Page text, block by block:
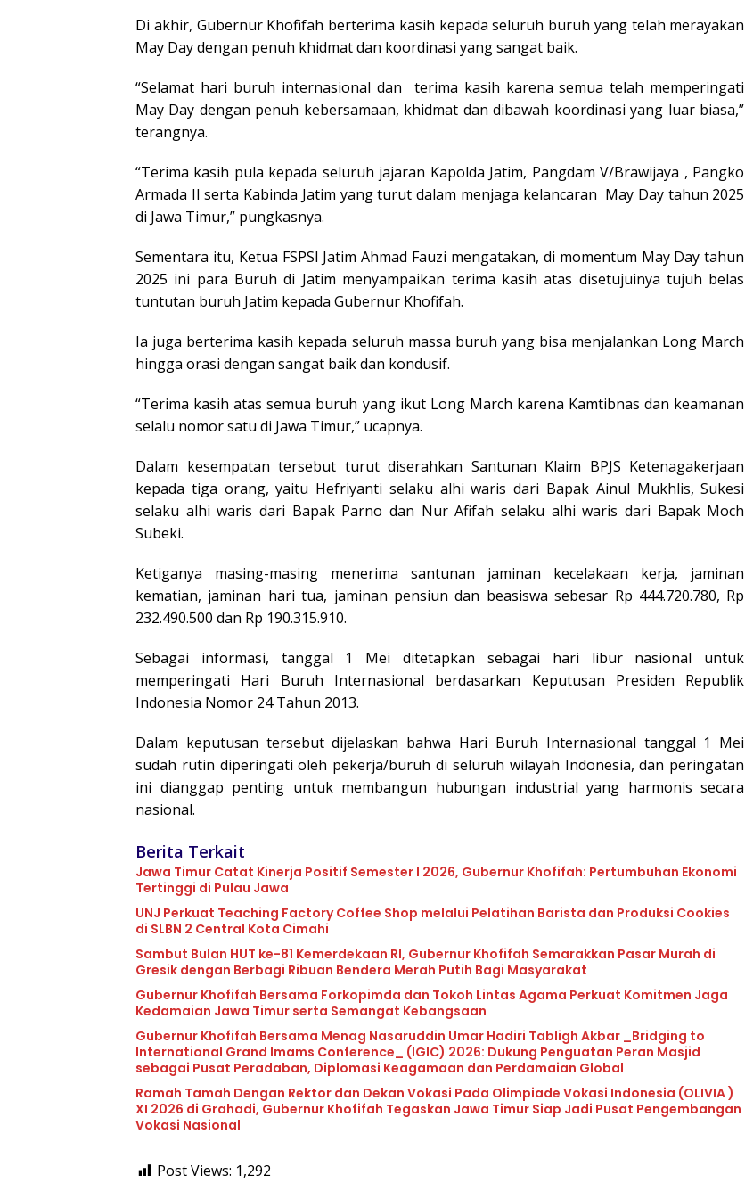
Di akhir, Gubernur Khofifah berterima kasih kepada seluruh buruh yang telah merayakan
May Day dengan penuh khidmat dan koordinasi yang sangat baik.
“Selamat hari buruh internasional dan terima kasih karena semua telah memperingati
May Day dengan penuh kebersamaan, khidmat dan dibawah koordinasi yang luar biasa,”
terangnya.
“Terima kasih pula kepada seluruh jajaran Kapolda Jatim, Pangdam V/Brawijaya , Pangko
Armada II serta Kabinda Jatim yang turut dalam menjaga kelancaran May Day tahun 2025
di Jawa Timur,” pungkasnya.
Sementara itu, Ketua FSPSI Jatim Ahmad Fauzi mengatakan, di momentum May Day tahun
2025 ini para Buruh di Jatim menyampaikan terima kasih atas disetujuinya tujuh belas
tuntutan buruh Jatim kepada Gubernur Khofifah.
Ia juga berterima kasih kepada seluruh massa buruh yang bisa menjalankan Long March
hingga orasi dengan sangat baik dan kondusif.
“Terima kasih atas semua buruh yang ikut Long March karena Kamtibnas dan keamanan
selalu nomor satu di Jawa Timur,” ucapnya.
Dalam kesempatan tersebut turut diserahkan Santunan Klaim BPJS Ketenagakerjaan
kepada tiga orang, yaitu Hefriyanti selaku alhi waris dari Bapak Ainul Mukhlis, Sukesi
selaku alhi waris dari Bapak Parno dan Nur Afifah selaku alhi waris dari Bapak Moch
Subeki.
Ketiganya masing-masing menerima santunan jaminan kecelakaan kerja, jaminan
kematian, jaminan hari tua, jaminan pensiun dan beasiswa sebesar Rp 444.720.780, Rp
232.490.500 dan Rp 190.315.910.
Sebagai informasi, tanggal 1 Mei ditetapkan sebagai hari libur nasional untuk
memperingati Hari Buruh Internasional berdasarkan Keputusan Presiden Republik
Indonesia Nomor 24 Tahun 2013.
Dalam keputusan tersebut dijelaskan bahwa Hari Buruh Internasional tanggal 1 Mei
sudah rutin diperingati oleh pekerja/buruh di seluruh wilayah Indonesia, dan peringatan
ini dianggap penting untuk membangun hubungan industrial yang harmonis secara
nasional.
Berita Terkait
Jawa Timur Catat Kinerja Positif Semester I 2026, Gubernur Khofifah: Pertumbuhan Ekonomi
Tertinggi di Pulau Jawa
UNJ Perkuat Teaching Factory Coffee Shop melalui Pelatihan Barista dan Produksi Cookies
di SLBN 2 Central Kota Cimahi
Sambut Bulan HUT ke-81 Kemerdekaan RI, Gubernur Khofifah Semarakkan Pasar Murah di
Gresik dengan Berbagi Ribuan Bendera Merah Putih Bagi Masyarakat
Gubernur Khofifah Bersama Forkopimda dan Tokoh Lintas Agama Perkuat Komitmen Jaga
Kedamaian Jawa Timur serta Semangat Kebangsaan
Gubernur Khofifah Bersama Menag Nasaruddin Umar Hadiri Tabligh Akbar _Bridging to
International Grand Imams Conference_ (IGIC) 2026: Dukung Penguatan Peran Masjid
sebagai Pusat Peradaban, Diplomasi Keagamaan dan Perdamaian Global
Ramah Tamah Dengan Rektor dan Dekan Vokasi Pada Olimpiade Vokasi Indonesia (OLIVIA )
XI 2026 di Grahadi, Gubernur Khofifah Tegaskan Jawa Timur Siap Jadi Pusat Pengembangan
Vokasi Nasional
Post Views: 1,292